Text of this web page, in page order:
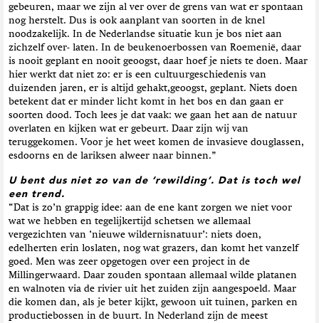
gebeuren, maar we zijn al ver over de grens van wat er spontaan
nog herstelt. Dus is ook aanplant van soorten in de knel
noodzakelijk. In de Nederlandse situatie kun je bos niet aan
zichzelf over- laten. In de beukenoerbossen van Roemenië, daar
is nooit geplant en nooit geoogst, daar hoef je niets te doen. Maar
hier werkt dat niet zo: er is een cultuurgeschiedenis van
duizenden jaren, er is altijd gehakt,geoogst, geplant. Niets doen
betekent dat er minder licht komt in het bos en dan gaan er
soorten dood. Toch lees je dat vaak: we gaan het aan de natuur
overlaten en kijken wat er gebeurt. Daar zijn wij van
teruggekomen. Voor je het weet komen de invasieve douglassen,
esdoorns en de lariksen alweer naar binnen.”
U bent dus niet zo van de ‘rewilding’. Dat is toch wel
een trend.
“Dat is zo’n grappig idee: aan de ene kant zorgen we niet voor
wat we hebben en tegelijkertijd schetsen we allemaal
vergezichten van ‘nieuwe wildernisnatuur’: niets doen,
edelherten erin loslaten, nog wat grazers, dan komt het vanzelf
goed. Men was zeer opgetogen over een project in de
Millingerwaard. Daar zouden spontaan allemaal wilde platanen
en walnoten via de rivier uit het zuiden zijn aangespoeld. Maar
die komen dan, als je beter kijkt, gewoon uit tuinen, parken en
productiebossen in de buurt. In Nederland zijn de meest